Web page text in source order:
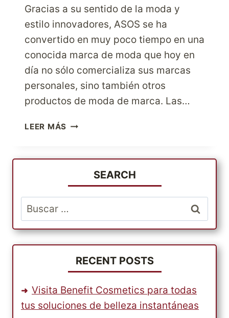
Gracias a su sentido de la moda y
estilo innovadores, ASOS se ha
convertido en muy poco tiempo en una
conocida marca de moda que hoy en
día no sólo comercializa sus marcas
personales, sino también otros
productos de moda de marca. Las…
LEER MÁS LOS
LA
PUEDEN
COMPRAR
EN
ASOS
USA
SEARCH
Buscar:
RECENT POSTS
Visita Benefit Cosmetics para todas
tus soluciones de belleza instantáneas